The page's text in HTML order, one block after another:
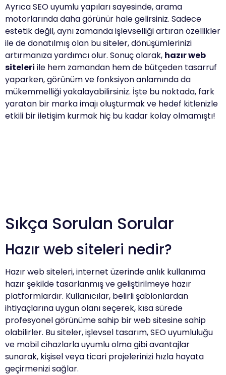
Ayrıca SEO uyumlu yapıları sayesinde, arama
motorlarında daha görünür hale gelirsiniz. Sadece
estetik değil, aynı zamanda işlevselliği artıran özellikler
ile de donatılmış olan bu siteler, dönüşümlerinizi
artırmanıza yardımcı olur. Sonuç olarak, hazır web
siteleri ile hem zamandan hem de bütçeden tasarruf
yaparken, görünüm ve fonksiyon anlamında da
mükemmelliği yakalayabilirsiniz. İşte bu noktada, fark
yaratan bir marka imajı oluşturmak ve hedef kitlenizle
etkili bir iletişim kurmak hiç bu kadar kolay olmamıştı!
Sıkça Sorulan Sorular
Hazır web siteleri nedir?
Hazır web siteleri, internet üzerinde anlık kullanıma
hazır şekilde tasarlanmış ve geliştirilmeye hazır
platformlardır. Kullanıcılar, belirli şablonlardan
ihtiyaçlarına uygun olanı seçerek, kısa sürede
profesyonel görünüme sahip bir web sitesine sahip
olabilirler. Bu siteler, işlevsel tasarım, SEO uyumluluğu
ve mobil cihazlarla uyumlu olma gibi avantajlar
sunarak, kişisel veya ticari projelerinizi hızla hayata
geçirmenizi sağlar.